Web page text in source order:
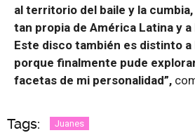
al territorio del baile y la
tan propia de América Latina y
Este disco también es distinto
porque finalmente pude
facetas de mi personalidad”,
Tags: Juanes